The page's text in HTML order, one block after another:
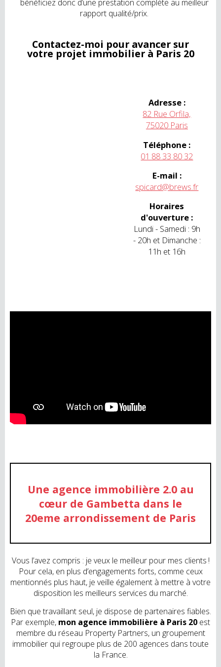
bénéficiez donc d’une prestation complète au meilleur
rapport qualité/prix.
Contactez-moi pour avancer sur
votre projet immobilier à Paris 20
Adresse :
82 Rue Orfila,
75020 Paris
Téléphone :
01 88 33 80 32
E-mail :
spicard@brews.fr
Horaires
d'ouverture :
Lundi - Samedi : 9h
- 20h et Dimanche :
11h et 16h
Une agence immobilière 2.0 au
cœur de Gambetta dans le
20eme arrondissement de Paris
Vous l’avez compris : je veux le meilleur pour mes clients !
Pour cela, en plus d’engagements forts, comme ceux
mentionnés plus haut, je veille également à mettre à votre
disposition les meilleurs services du marché.
Bien que travaillant seul, je dispose de partenaires fiables.
Par exemple, mon agence immobilière à Paris 20 est
membre du réseau Property Partners, un groupement
immobilier qui regroupe plus de 200 agences dans toute
la France.